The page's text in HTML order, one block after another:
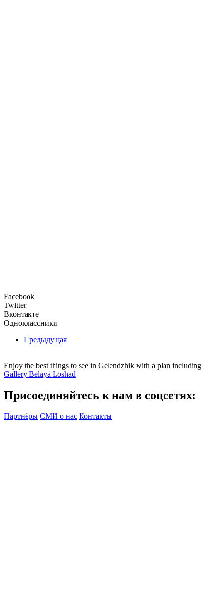
Facebook
Twitter
Вконтакте
Одноклассники
Предыдущая
Enjoy the best things to see in Gelendzhik with a plan including
Gallery Belaya Loshad
Присоединяйтесь к нам в соцсетях:
Партнёры СМИ о нас Контакты